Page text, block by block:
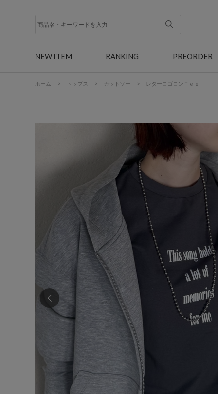
NEW ITEM RANKING PREORDER
ホーム > トップス > カットソー > レターロゴロンＴｅｅ